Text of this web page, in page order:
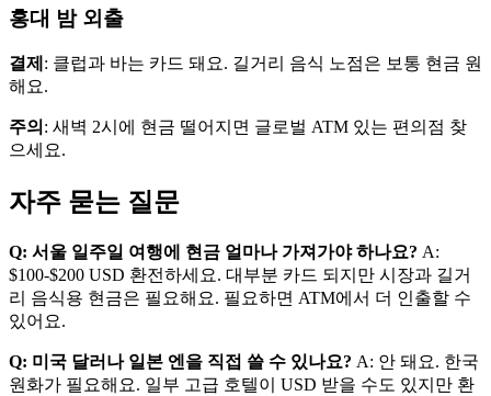
홍대 밤 외출
결제 : 클럽과 바는 카드 돼요. 길거리 음식 노점은 보통 현금 원
해요.
주의 : 새벽 2시에 현금 떨어지면 글로벌 ATM 있는 편의점 찾
으세요.
자주 묻는 질문
Q: 서울 일주일 여행에 현금 얼마나 가져가야 하나요? A:
$100-$200 USD 환전하세요. 대부분 카드 되지만 시장과 길거
리 음식용 현금은 필요해요. 필요하면 ATM에서 더 인출할 수
있어요.
Q: 미국 달러나 일본 엔을 직접 쓸 수 있나요? A: 안 돼요. 한국
원화가 필요해요. 일부 고급 호텔이 USD 받을 수도 있지만 환